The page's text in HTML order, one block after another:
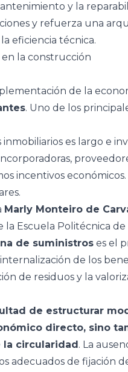
y la
y refuerza una
eficiencia técnica.
en la construcción
de la
. Uno de los
inmobiliarios es largo e
incentivos económicos.
Marly Monteiro de
Escuela Politécnica de
de suministros es el
de los
de residuos y la
de estructurar
directo, sino
la circularidad. La
adecuados de fijación